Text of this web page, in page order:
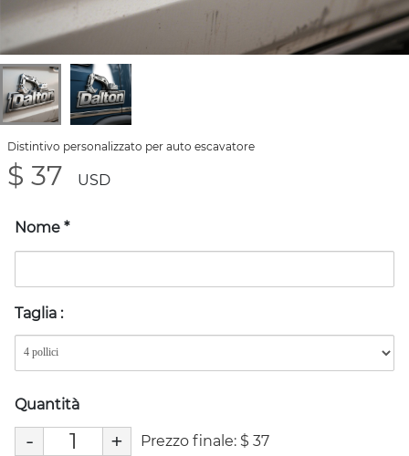
Distintivo personalizzato per auto escavatore
$ 37 USD
Nome *
Taglia :
Quantità
- + Prezzo finale: $ 37